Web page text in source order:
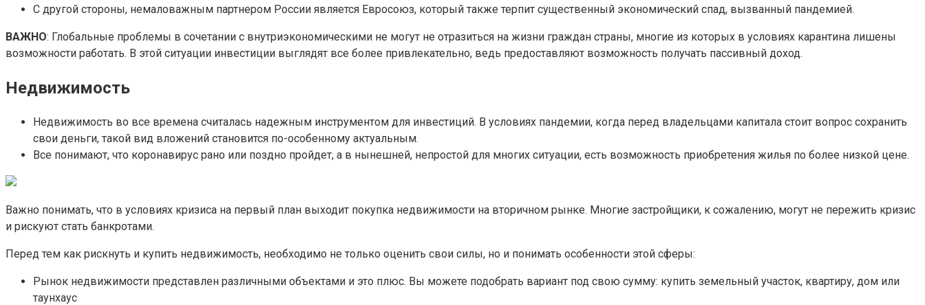
С другой стороны, немаловажным партнером России является Евросоюз, который также терпит существенный экономический спад, вызванный пандемией.
ВАЖНО: Глобальные проблемы в сочетании с внутриэкономическими не могут не отразиться на жизни граждан страны, многие из которых в условиях карантина лишены
возможности работать. В этой ситуации инвестиции выглядят все более привлекательно, ведь предоставляют возможность получать пассивный доход.
Недвижимость
Недвижимость во все времена считалась надежным инструментом для инвестиций. В условиях пандемии, когда перед владельцами капитала стоит вопрос сохранить
свои деньги, такой вид вложений становится по-особенному актуальным.
Все понимают, что коронавирус рано или поздно пройдет, а в нынешней, непростой для многих ситуации, есть возможность приобретения жилья по более низкой цене.
Важно понимать, что в условиях кризиса на первый план выходит покупка недвижимости на вторичном рынке. Многие застройщики, к сожалению, могут не пережить кризис
и рискуют стать банкротами.
Перед тем как рискнуть и купить недвижимость, необходимо не только оценить свои силы, но и понимать особенности этой сферы:
Рынок недвижимости представлен различными объектами и это плюс. Вы можете подобрать вариант под свою сумму: купить земельный участок, квартиру, дом или
таунхаус